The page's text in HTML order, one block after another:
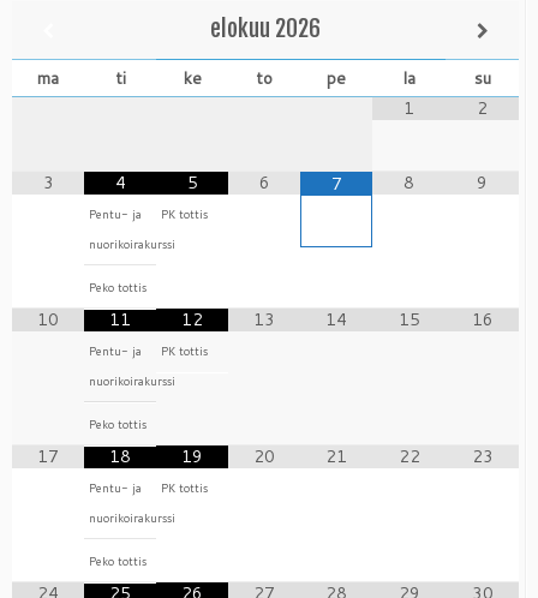
elokuu 2026
ma ti ke to pe la
su
1
2
3 4
Pentu- ja
nuorikoirakurssi
Peko tottis
5
PK tottis
6 7 8 9
10 11
Pentu- ja
nuorikoirakurssi
Peko tottis
12
PK tottis
13 14 15 16
17 18
Pentu- ja
nuorikoirakurssi
Peko tottis
19
PK tottis
20 21 22 23
24 25 26 27 28 29 30